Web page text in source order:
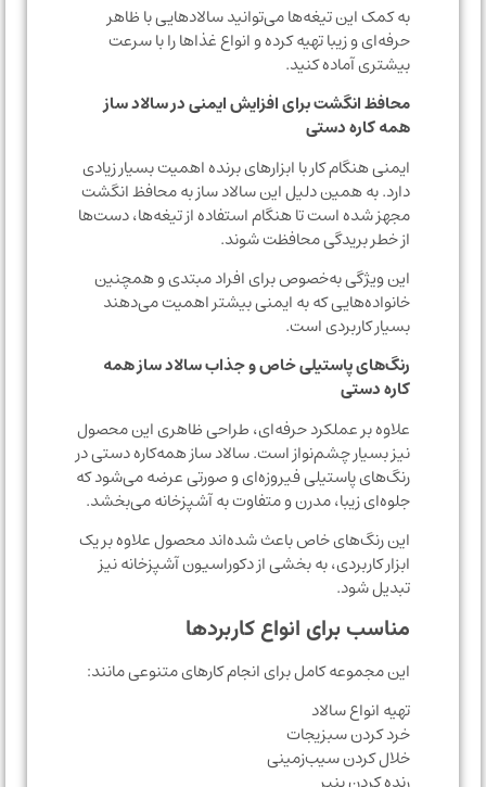
به کمک این تیغه‌ها می‌توانید سالادهایی با ظاهر
حرفه‌ای و زیبا تهیه کرده و انواع غذاها را با سرعت
بیشتری آماده کنید.
محافظ انگشت برای افزایش ایمنی در سالاد ساز
همه کاره دستی
ایمنی هنگام کار با ابزارهای برنده اهمیت بسیار زیادی
دارد. به همین دلیل این سالاد ساز به محافظ انگشت
مجهز شده است تا هنگام استفاده از تیغه‌ها، دست‌ها
از خطر بریدگی محافظت شوند.
این ویژگی به‌خصوص برای افراد مبتدی و همچنین
خانواده‌هایی که به ایمنی بیشتر اهمیت می‌دهند
بسیار کاربردی است.
رنگ‌های پاستیلی خاص و جذاب سالاد ساز همه
کاره دستی
علاوه بر عملکرد حرفه‌ای، طراحی ظاهری این محصول
نیز بسیار چشم‌نواز است. سالاد ساز همه‌کاره دستی در
رنگ‌های پاستیلی فیروزه‌ای و صورتی عرضه می‌شود که
جلوه‌ای زیبا، مدرن و متفاوت به آشپزخانه می‌بخشد.
این رنگ‌های خاص باعث شده‌اند محصول علاوه بر یک
ابزار کاربردی، به بخشی از دکوراسیون آشپزخانه نیز
تبدیل شود.
مناسب برای انواع کاربردها
این مجموعه کامل برای انجام کارهای متنوعی مانند:
تهیه انواع سالاد
خرد کردن سبزیجات
خلال کردن سیب‌زمینی